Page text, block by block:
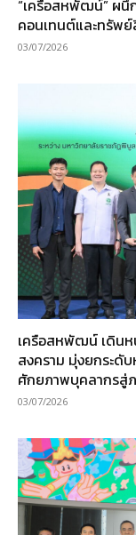
“เครือสหพัฒน์” ผนึ
คอนเทนต์และทรัพ
03/07/2026
เครือสหพัฒน์ เดิน
สงคราม มุ่งยกระ
ศักยภาพบุคลากรสู่
03/07/2026